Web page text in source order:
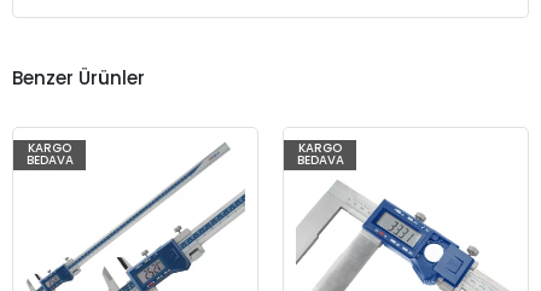
Benzer Ürünler
KARGO
BEDAVA
KARGO
BEDAVA